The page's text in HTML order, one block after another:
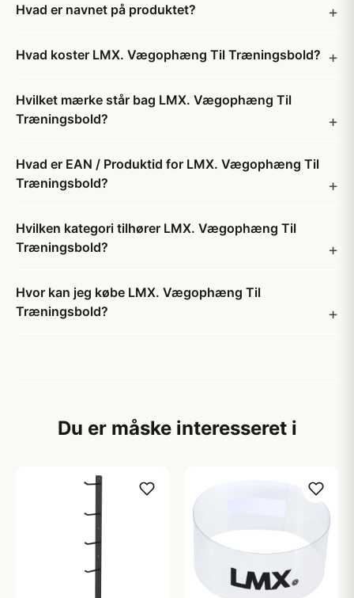
Hvad er navnet på produktet?
Hvad koster LMX. Vægophæng Til Træningsbold?
Hvilket mærke står bag LMX. Vægophæng Til
Træningsbold?
Hvad er EAN / Produktid for LMX. Vægophæng Til
Træningsbold?
Hvilken kategori tilhører LMX. Vægophæng Til
Træningsbold?
Hvor kan jeg købe LMX. Vægophæng Til
Træningsbold?
Du er måske interesseret i